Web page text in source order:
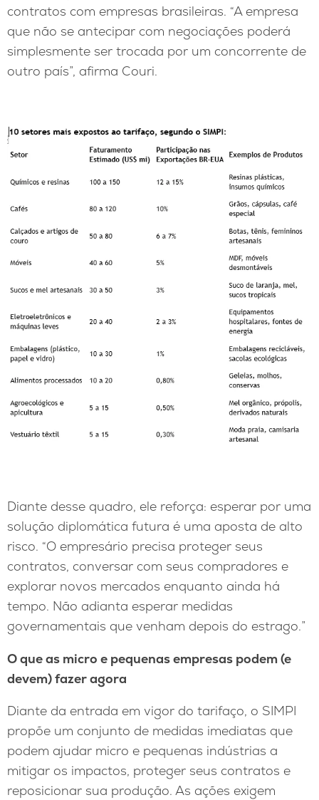
contratos com empresas brasileiras. “A empresa
que não se antecipar com negociações poderá
simplesmente ser trocada por um concorrente de
outro país”, afirma Couri.
Diante desse quadro, ele reforça: esperar por uma
solução diplomática futura é uma aposta de alto
risco. “O empresário precisa proteger seus
contratos, conversar com seus compradores e
explorar novos mercados enquanto ainda há
tempo. Não adianta esperar medidas
governamentais que venham depois do estrago.”
O que as micro e pequenas empresas podem (e
devem) fazer agora
Diante da entrada em vigor do tarifaço, o SIMPI
propõe um conjunto de medidas imediatas que
podem ajudar micro e pequenas indústrias a
mitigar os impactos, proteger seus contratos e
reposicionar sua produção. As ações exigem